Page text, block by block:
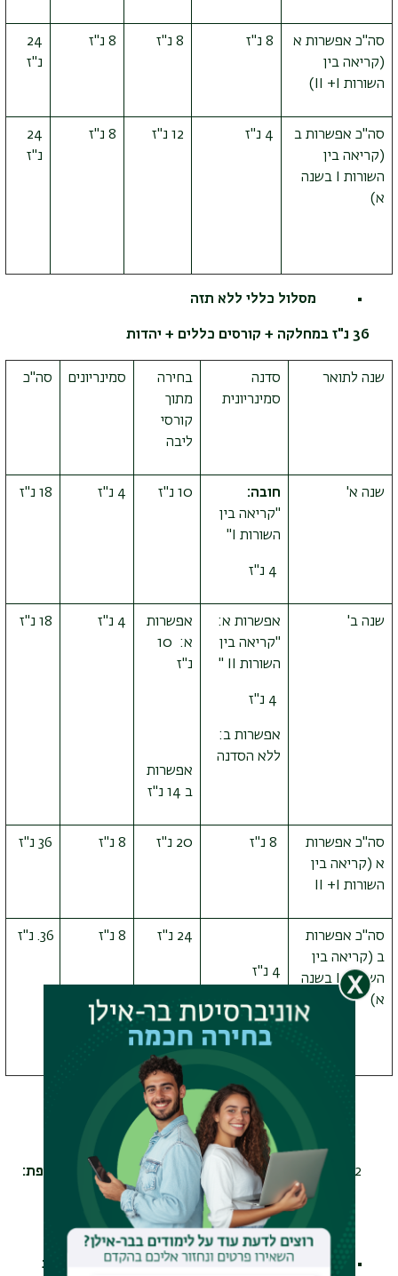
סה"כ אפשרות א
(קריאה בין
השורות I
+
II
)
8 נ"ז 8 נ"ז 8 נ"ז
24
נ"ז
סה"כ אפשרות ב
(קריאה בין
השורות I בשנה
א)
4 נ"ז 12 נ"ז 8 נ"ז
24
נ"ז
מסלול כללי ללא תזה
שנה לתואר
סדנה
סמינריונית
בחירה
מתוך
קורסי
ליבה
סמינריונים סה"כ
שנה א'
חובה:
"קריאה בין
השורות I
"
10 נ"ז 4 נ"ז 18 נ"ז
שנה ב'
אפשרות א:
"קריאה בין
השורות II
"
אפשרות ב:
ללא הסדנה
אפשרות
א: 10
נ"ז
אפשרות
ב 14 נ"ז
4 נ"ז 18 נ"ז
סה"כ אפשרות
א (קריאה בין
השורות I
+
II
20 נ"ז 8 נ"ז 36 נ"ז
סה"כ אפשרות
ב (קריאה בין
השורותI בשנה
א)
4 נ"ז
24 נ"ז 8 נ"ז נ"ז
מגמה חדשה: במגמת המרחב התרבותי של יהדות צרפת:
מורשת והמשכיות מסלול עם תזה וללא תזה
מגמת המרחב התרבותי של יהדות צרפת: מורשת